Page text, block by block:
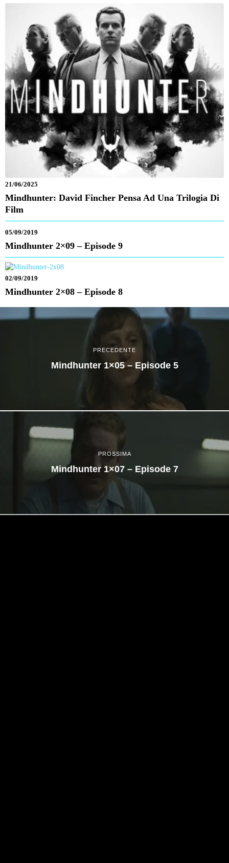
21/06/2025
Mindhunter: David Fincher Pensa Ad Una Trilogia Di
Film
05/09/2019
Mindhunter 2×09 – Episode 9
02/09/2019
Mindhunter 2×08 – Episode 8
PRECEDENTE
Mindhunter 1×05 – Episode 5
PROSSIMA
Mindhunter 1×07 – Episode 7